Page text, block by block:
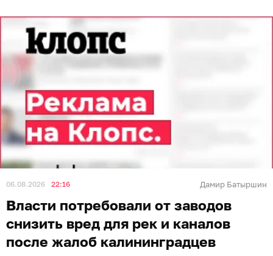
06.08.2026 22:16 Дамир Батыршин
Власти потребовали от заводов
снизить вред для рек и каналов
после жалоб калининградцев